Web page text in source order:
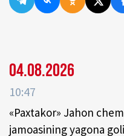
04.08.2026
10:47
«Paxtakor» Jahon
jamoasining yagona